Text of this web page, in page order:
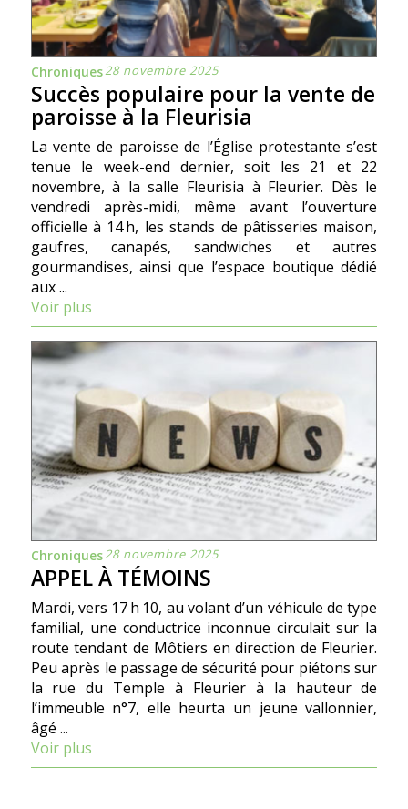
Chroniques28 novembre 2025
Succès populaire pour la vente de
paroisse à la Fleurisia
La vente de paroisse de l’Église protestante s’est
tenue le week-end dernier, soit les 21 et 22
novembre, à la salle Fleurisia à Fleurier. Dès le
vendredi après-midi, même avant l’ouverture
officielle à 14 h, les stands de pâtisseries maison,
gaufres, canapés, sandwiches et autres
gourmandises, ainsi que l’espace boutique dédié
aux ...
Voir plus
Chroniques28 novembre 2025
APPEL À TÉMOINS
Mardi, vers 17 h 10, au volant d’un véhicule de type
familial, une conductrice inconnue circulait sur la
route tendant de Môtiers en direction de Fleurier.
Peu après le passage de sécurité pour piétons sur
la rue du Temple à Fleurier à la hauteur de
l’immeuble n°7, elle heurta un jeune vallonnier,
âgé ...
Voir plus